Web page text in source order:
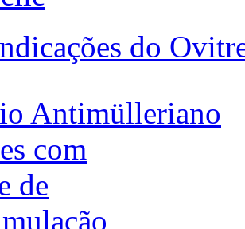
do
Antimülleriano